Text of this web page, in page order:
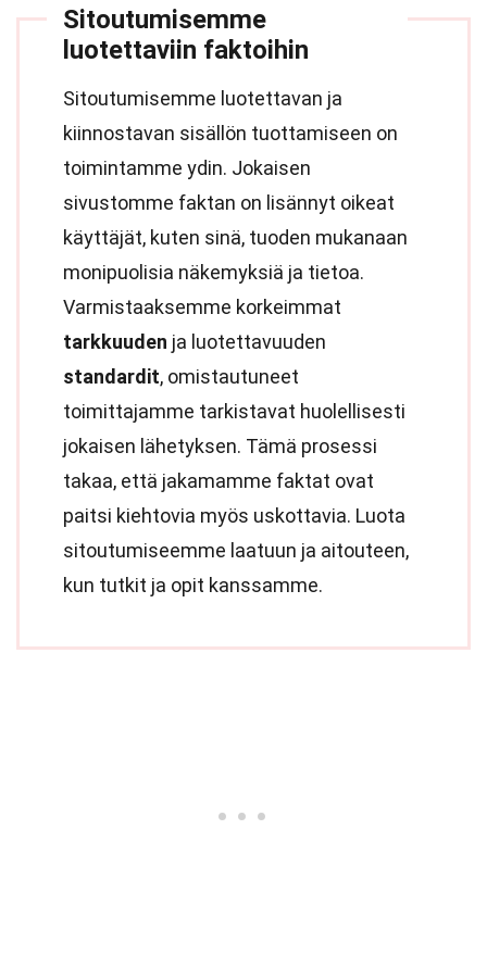
Sitoutumisemme
luotettaviin faktoihin
Sitoutumisemme luotettavan ja
kiinnostavan sisällön tuottamiseen on
toimintamme ydin. Jokaisen
sivustomme faktan on lisännyt oikeat
käyttäjät, kuten sinä, tuoden mukanaan
monipuolisia näkemyksiä ja tietoa.
Varmistaaksemme korkeimmat
tarkkuuden ja luotettavuuden
standardit, omistautuneet
toimittajamme tarkistavat huolellisesti
jokaisen lähetyksen. Tämä prosessi
takaa, että jakamamme faktat ovat
paitsi kiehtovia myös uskottavia. Luota
sitoutumiseemme laatuun ja aitouteen,
kun tutkit ja opit kanssamme.